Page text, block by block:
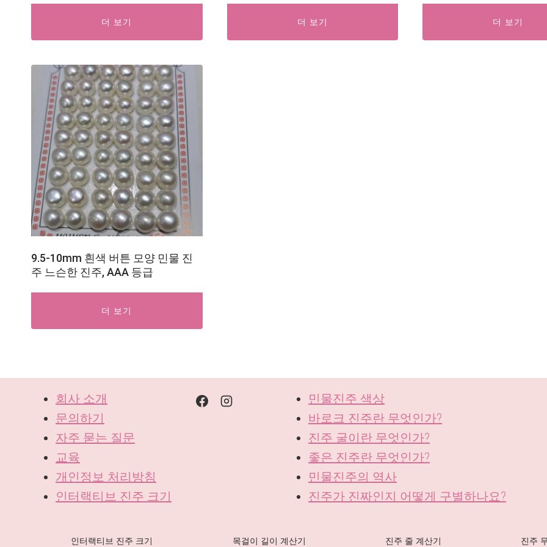
더 보기 더 보기 더 보기
9.5-10mm 흰색 버튼 모양 민물 진
주 느슨한 진주, AAA 등급
더 보기
회사 소개
문의하기
자주 묻는 질문
교육
개인정보 처리방침
인터랙티브 진주 크기
민물진주 색상
바로크 진주란 무엇인가?
진주 굴이란 무엇인가?
좋은 진주란 무엇인가?
민물진주의 역사
진주가 진짜인지 어떻게 구별하나요?
인터랙티브 진주 크기 목걸이 길이 계산기 진주 줄 계산기 진주
JA
IT
ES